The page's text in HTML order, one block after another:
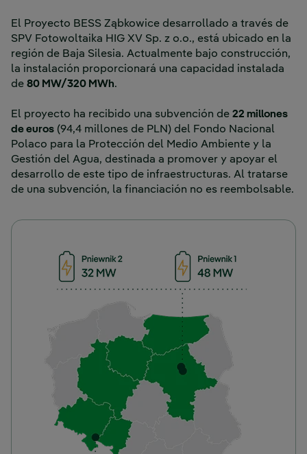
El Proyecto BESS Ząbkowice desarrollado a través de
SPV Fotowoltaika HIG XV Sp. z o.o., está ubicado en la
región de Baja Silesia. Actualmente bajo construcción,
la instalación proporcionará una capacidad instalada
de 80 MW/320 MWh.
El proyecto ha recibido una subvención de 22 millones
de euros (94,4 millones de PLN) del Fondo Nacional
Polaco para la Protección del Medio Ambiente y la
Gestión del Agua, destinada a promover y apoyar el
desarrollo de este tipo de infraestructuras. Al tratarse
de una subvención, la financiación no es reembolsable.